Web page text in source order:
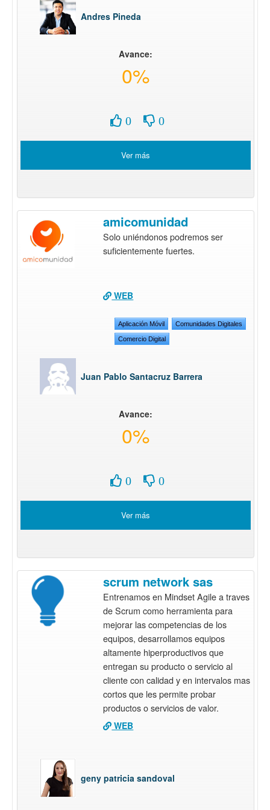
Andres Pineda
Avance:
0%
0 0
Ver más
amicomunidad
Solo uniéndonos podremos ser
suficientemente fuertes.
WEB
Aplicación Móvil Comunidades Digitales
Comercio Digital
Juan Pablo Santacruz Barrera
Avance:
0%
0 0
Ver más
scrum network sas
Entrenamos en Mindset Agile a traves
de Scrum como herramienta para
mejorar las competencias de los
equipos, desarrollamos equipos
altamente hiperproductivos que
entregan su producto o servicio al
cliente con calidad y en intervalos mas
cortos que les permite probar
productos o servicios de valor.
WEB
geny patricia sandoval